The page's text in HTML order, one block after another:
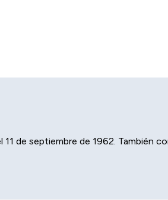
de septiembre de 1962. También